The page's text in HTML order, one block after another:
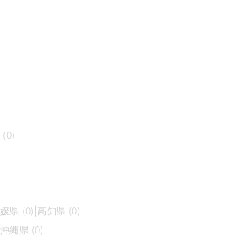
(0)
県 (0) 高知県 (0)
|沖縄県 (0)